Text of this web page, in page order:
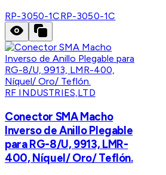
RP-3050-1CRP-3050-1C
RF INDUSTRIES,LTD
Conector SMA Macho
Inverso de Anillo Plegable
para RG-8/U, 9913, LMR-
400, Níquel/ Oro/ Teflón.